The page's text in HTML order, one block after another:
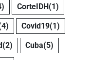
CorteIDH (1)
Covid19(1)
(2) Cuba(5)